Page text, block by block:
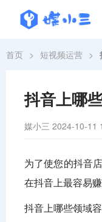
首页 > 短视频运营 >
抖音上哪
媒小三 2024-10-11
为了使您的抖音
在抖音上最容易
抖音上哪些领域